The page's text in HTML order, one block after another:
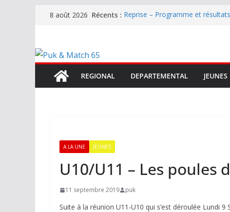
Passer8 août 2026 Récents : Reprise – Programme et
terrain d’expression au HOFC
REGIONAL
DEPARTEMENTAL JEUNES
A LA UNE JEUNES
U10/U11 – Les poules
11 septembre 2019 puk
Suite à la réunion U11-U10 qui s’est déroulée Lundi